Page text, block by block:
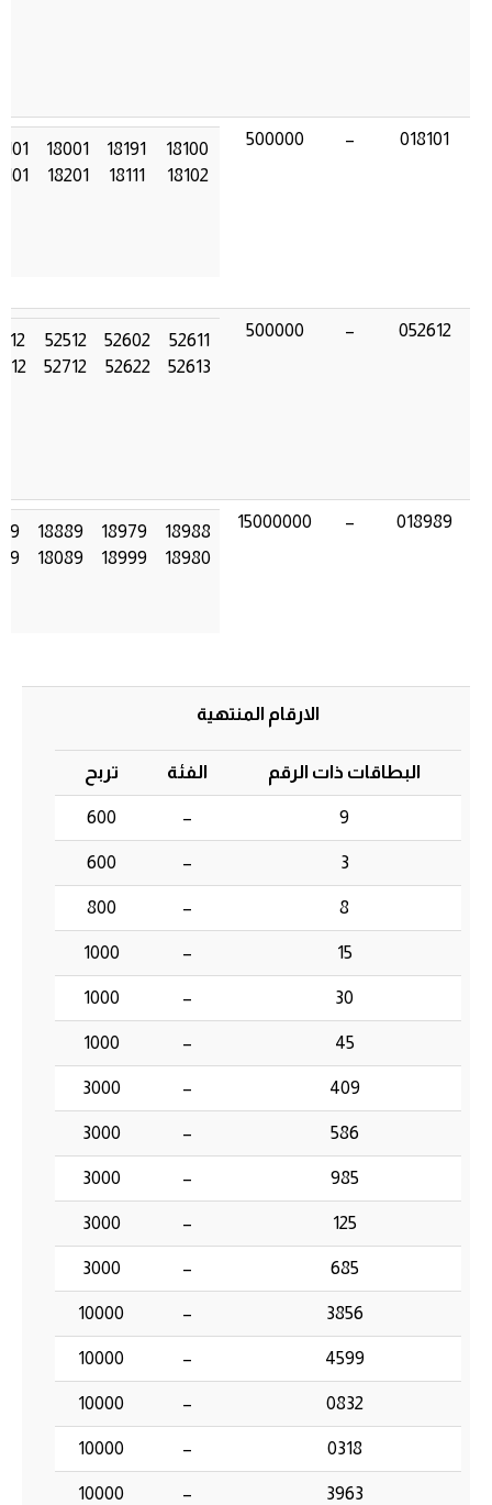
018101
–
500000
18100
18102
18191
18111
18001
18201
052612
–
500000
52611
52613
52602
52622
52512
52712
018989
–
15000000
18988
18980
18979
18999
18889
18089
الارقام المنتهية
البطاقات ذات الرقم الفئة تربح
9
–
600
3
–
600
8
–
800
15
–
1000
30
–
1000
45
–
1000
409
–
3000
586
–
3000
985
–
3000
125
–
3000
685
–
3000
3856
–
10000
4599
–
10000
0832
–
10000
0318
–
10000
3963
–
10000